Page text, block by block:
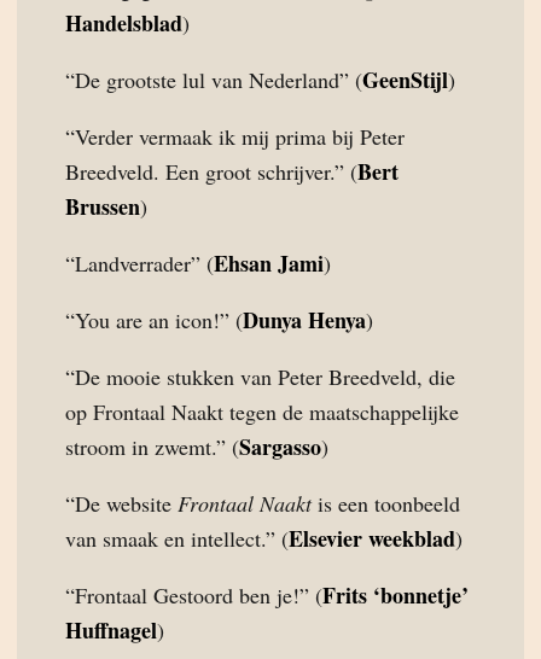
Handelsblad)
“De grootste lul van Nederland” (GeenStijl)
“Verder vermaak ik mij prima bij Peter
Breedveld. Een groot schrijver.” (Bert
Brussen)
“Landverrader” (Ehsan Jami)
“You are an icon!” (Dunya Henya)
“De mooie stukken van Peter Breedveld, die
op Frontaal Naakt tegen de maatschappelijke
stroom in zwemt.” (Sargasso)
“De website Frontaal Naaktis een toonbeeld
van smaak en intellect.” (Elsevier weekblad)
“Frontaal Gestoord ben je!” (Frits ‘bonnetje’
Huffnagel)